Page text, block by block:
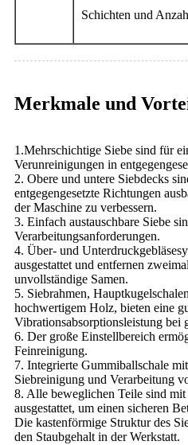
Schichten und
Merkmale und
1.Mehrschichtige Siebe sind für
Verunreinigungen in
2. Obere und untere Siebdecks
entgegengesetzte Richtungen
der Maschine zu verbessern.
3. Einfach austauschbare Siebe
Verarbeitungsanforderungen.
4. Über- und
ausgestattet und entfernen
unvollständige Samen.
5. Siebrahmen,
hochwertigem Holz, bieten eine
Vibrationsabsorptionsleistung bei
6. Der große Einstellbereich
Feinreinigung.
7. Integrierte Gummiballschale
Siebreinigung und Verarbeitung
8. Alle beweglichen Teile sind mit
ausgestattet, um einen sicheren
Die kastenförmige Struktur des
den Staubgehalt in der Werkstatt.